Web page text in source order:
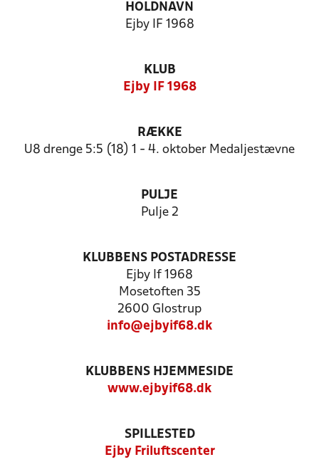
HOLDNAVN
Ejby IF 1968
KLUB
Ejby IF 1968
RÆKKE
U8 drenge 5:5 (18) 1 - 4. oktober Medaljestævne
PULJE
Pulje 2
KLUBBENS POSTADRESSE
Ejby If 1968
Mosetoften 35
2600 Glostrup
info@ejbyif68.dk
KLUBBENS HJEMMESIDE
www.ejbyif68.dk
SPILLESTED
Ejby Friluftscenter